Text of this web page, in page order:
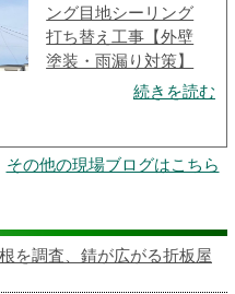
ング目地シーリング
打ち替え工事【外壁
塗装・雨漏り対策】
続きを読む
その他の現場ブログはこちら
を調査、錆が広がる折板屋